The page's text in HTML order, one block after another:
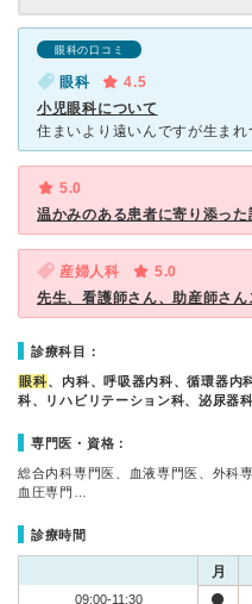
眼科の口コミ
眼科
4.5
小児眼科について
5.0
温かみのある患者に寄り添った
産婦人科
5.0
先生、看護師さん、助産師さ
診療科目：
眼科、内科、呼吸器内科、循環器内
科、リハビリテーション科、泌尿器
専門医・資格：
総合内科専門医、血液専門医、外科
血圧専門…
診療時間
月
09:00-11:30